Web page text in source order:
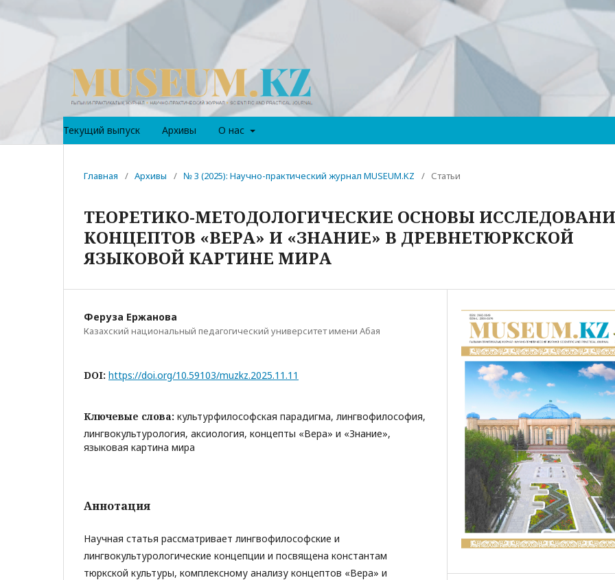
Текущий выпуск Архивы О нас
Главная / Архивы / № 3 (2025): Научно-практический журнал MUSEUM.KZ / Статьи
ТЕОРЕТИКО-МЕТОДОЛОГИЧЕСКИЕ ОСНОВЫ
КОНЦЕПТОВ «ВЕРА» И «ЗНАНИЕ» В ДРЕВНЕТЮРКСКОЙ
ЯЗЫКОВОЙ КАРТИНЕ МИРА
Феруза Ержанова
Казахский национальный педагогический университет имени Абая
DOI: https://doi.org/10.59103/muzkz.2025.11.11
Ключевые слова: культурфилософская парадигма, лингвофилософия,
лингвокультурология, аксиология, концепты «Вера» и «Знание»,
языковая картина мира
Аннотация
Научная статья рассматривает лингвофилософские и
лингвокультурологические концепции и посвящена константам
тюркской культуры, комплексному анализу концептов «Вера» и